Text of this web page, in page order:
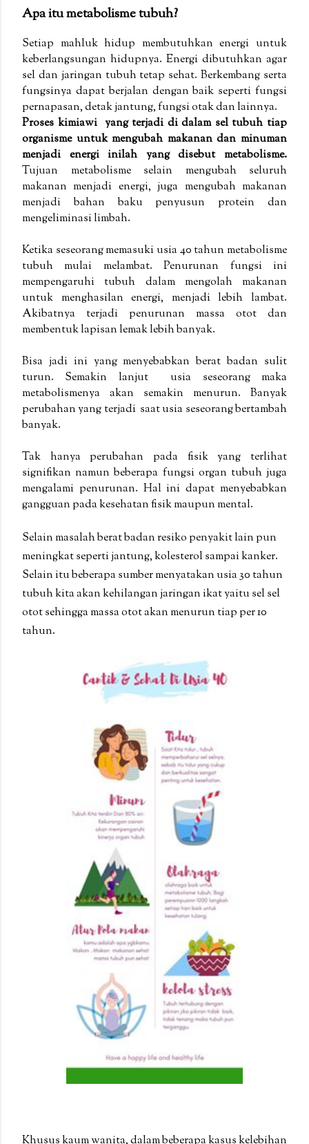
Apa itu metabolisme tubuh?
Setiap mahluk hidup membutuhkan energi untuk
keberlangsungan hidupnya. Energi dibutuhkan agar
sel dan jaringan tubuh tetap sehat. Berkembang serta
fungsinya dapat berjalan dengan baik seperti fungsi
pernapasan, detak jantung, fungsi otak dan lainnya.
Proses kimiawi yang terjadi di dalam sel tubuh tiap
organisme untuk mengubah makanan dan minuman
menjadi energi inilah yang disebut metabolisme.
Tujuan metabolisme selain mengubah seluruh
makanan menjadi energi, juga mengubah makanan
menjadi bahan baku penyusun protein dan
mengeliminasi limbah.
Ketika seseorang memasuki usia 40 tahun metabolisme
tubuh mulai melambat. Penurunan fungsi ini
mempengaruhi tubuh dalam mengolah makanan
untuk menghasilan energi, menjadi lebih lambat.
Akibatnya terjadi penurunan massa otot dan
membentuk lapisan lemak lebih banyak.
Bisa jadi ini yang menyebabkan berat badan sulit
turun. Semakin lanjut usia seseorang maka
metabolismenya akan semakin menurun. Banyak
perubahan yang terjadi saat usia seseorang bertambah
banyak.
Tak hanya perubahan pada fisik yang terlihat
signifikan namun beberapa fungsi organ tubuh juga
mengalami penurunan. Hal ini dapat menyebabkan
gangguan pada kesehatan fisik maupun mental.
Selain masalah berat badan resiko penyakit lain pun
meningkat seperti jantung, kolesterol sampai kanker.
Selain itu beberapa sumber menyatakan usia 30 tahun
tubuh kita akan kehilangan jaringan ikat yaitu sel sel
otot sehingga massa otot akan menurun tiap per 10
tahun.